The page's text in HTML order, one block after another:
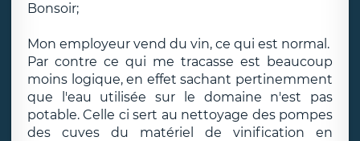
Bonsoir;
Mon employeur vend du vin, ce qui est normal.
Par contre ce qui me tracasse est beaucoup
moins logique, en effet sachant pertinemment
que l'eau utilisée sur le domaine n'est pas
potable. Celle ci sert au nettoyage des pompes
des cuves du matériel de vinification en